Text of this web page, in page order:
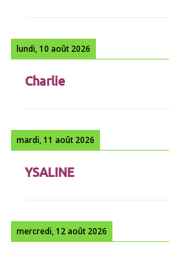
lundi, 10 août 2026
Charlie
mardi, 11 août 2026
YSALINE
mercredi, 12 août 2026